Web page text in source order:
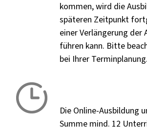
kommen, wird die
späteren Zeitpunkt
einer Verlängerung der
führen kann. Bitte
bei Ihrer Terminplanung.
Die Online-Ausbildung
Summe mind. 12